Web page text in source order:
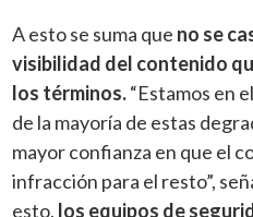
A esto se suma que no se
visibilidad del contenido
los términos.“Estamos en
de la mayoría de estas
mayor confianza en que el
infracción para el resto”,
esto, los equipos de